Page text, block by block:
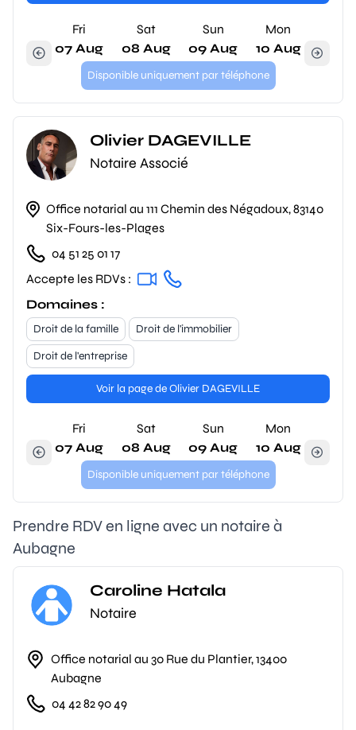
Fri
07 Aug
Sat
08 Aug
Sun
09 Aug
Mon
10 Aug
Disponible uniquement par téléphone
Olivier DAGEVILLE
Notaire Associé
Office notarial au 111 Chemin des Négadoux, 83140
Six-Fours-les-Plages
04 51 25 01 17
Accepte les RDVs :
Domaines :
Droit de la famille
Droit de l'immobilier
Droit de l'entreprise
Voir la page de Olivier DAGEVILLE
Fri
07 Aug
Sat
08 Aug
Sun
09 Aug
Mon
10 Aug
Disponible uniquement par téléphone
Prendre RDV en ligne avec un notaire à
Aubagne
Caroline Hatala
Notaire
Office notarial au 30 Rue du Plantier, 13400
Aubagne
04 42 82 90 49